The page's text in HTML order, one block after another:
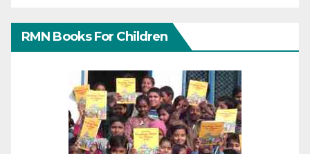
RMN Books For Children